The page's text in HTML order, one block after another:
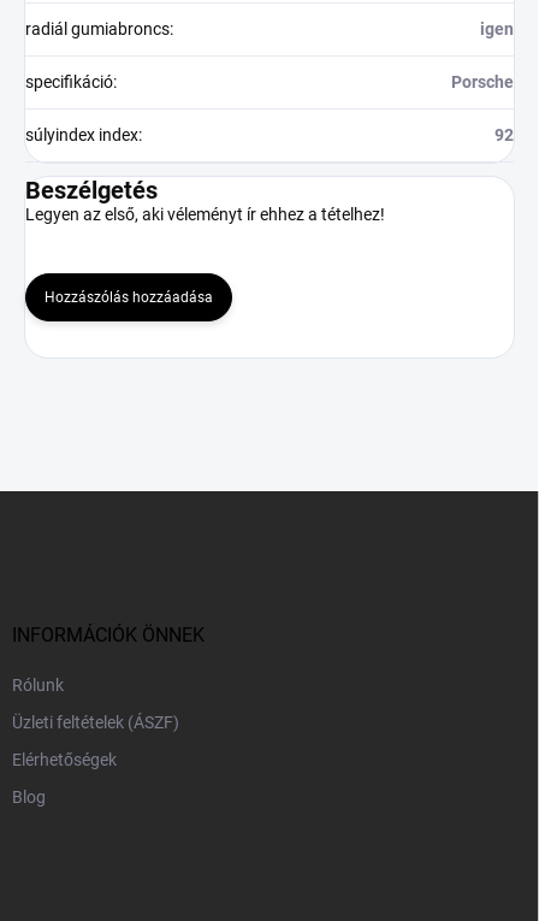
radiál gumiabroncs: igen
specifikáció: Porsche
súlyindex index: 92
Beszélgetés
Legyen az első, aki véleményt ír ehhez a tételhez!
Hozzászólás hozzáadása
INFORMÁCIÓK ÖNNEK
Rólunk
Üzleti feltételek (ÁSZF)
Elérhetőségek
Blog